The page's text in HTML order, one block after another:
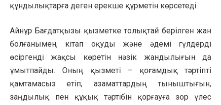
құндылықтарға деген ерекше құрметін көрсетеді.
Айнұр Бағдатқызы қызметке толықтай берілген жан
болғанымен, кітап оқуды және әдемі гүлдерді
өсіргенді жақсы көретін нәзік жандылығын да
ұмытпайды. Оның қызметі – қоғамдық тәртіпті
қамтамасыз етіп, азаматтардың тыныштығын,
заңдылық пен құқық тәртібін қорғауға зор үлес